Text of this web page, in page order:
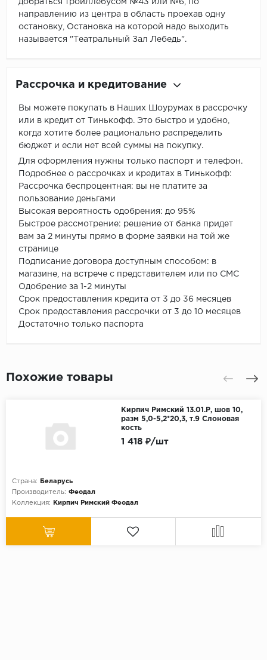
добраться тройллебусом №43 или №6, по
направлению из центра в область проехав одну
остановку, Остановка на которой надо выходить
называется "Театральный Зал Лебедь".
Рассрочка и кредитование
Вы можете покупать в Наших Шоурумах в рассрочку
или в кредит от Тинькофф. Это быстро и удобно,
когда хотите более рационально распределить
бюджет и если нет всей суммы на покупку.
Для оформления нужны только паспорт и телефон.
Подробнее о рассрочках и кредитах в Тинькофф:
Рассрочка беспроцентная: вы не платите за
пользование деньгами
Высокая вероятность одобрения: до 95%
Быстрое рассмотрение: решение от банка придет
вам за 2 минуты прямо в форме заявки на той же
странице
Подписание договора доступным способом: в
магазине, на встрече с представителем или по СМС
Одобрение за 1-2 минуты
Срок предоставления кредита от 3 до 36 месяцев
Срок предоставления рассрочки от 3 до 10 месяцев
Достаточно только паспорта
Похожие товары
Кирпич Римский 13.01.Р, шов 10,
разм 5,0-5,2*20,3, т.9 Слоновая
кость
Страна:
Беларусь
Производитель: Феодал
Коллекция:
Кирпич Римский Феодал
1 418 ₽/шт